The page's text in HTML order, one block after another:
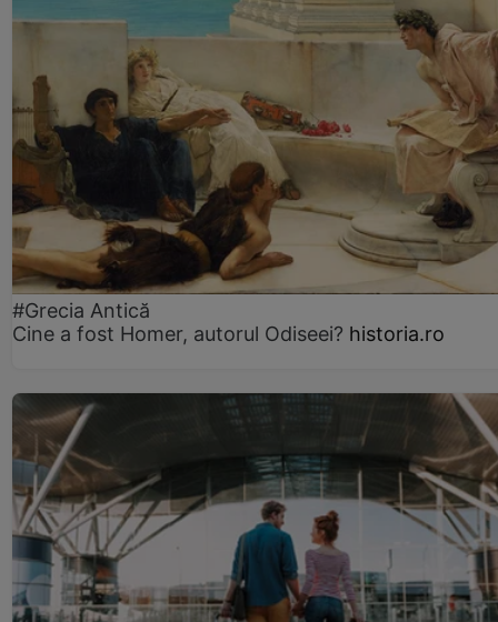
#Grecia Antică
Cine a fost Homer, autorul Odiseei? historia.ro